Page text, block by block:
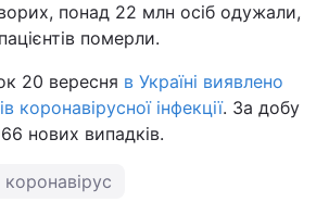
понад 22 млн осіб одужали,
померли.
20 вересня в Україні виявлено
коронавірусної інфекції. За добу
нових випадків.
коронавірус